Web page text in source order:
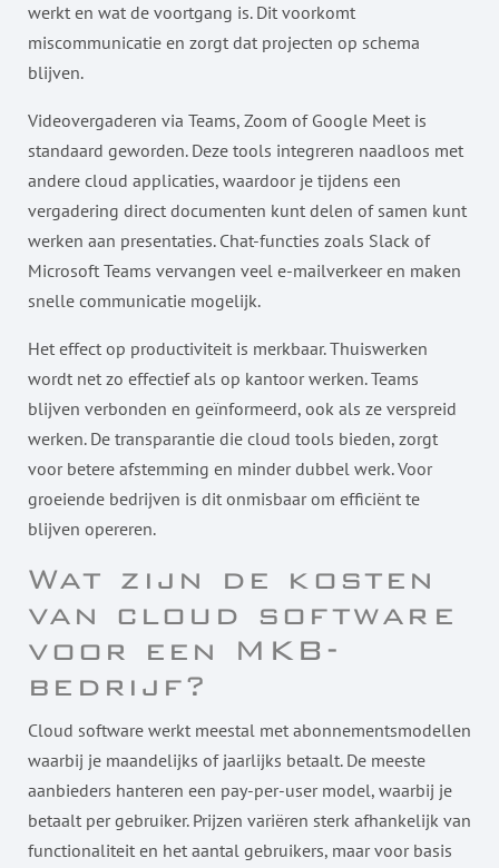
werkt en wat de voortgang is. Dit voorkomt
miscommunicatie en zorgt dat projecten op schema
blijven.
Videovergaderen via Teams, Zoom of Google Meet is
standaard geworden. Deze tools integreren naadloos met
andere cloud applicaties, waardoor je tijdens een
vergadering direct documenten kunt delen of samen kunt
werken aan presentaties. Chat-functies zoals Slack of
Microsoft Teams vervangen veel e-mailverkeer en maken
snelle communicatie mogelijk.
Het effect op productiviteit is merkbaar. Thuiswerken
wordt net zo effectief als op kantoor werken. Teams
blijven verbonden en geïnformeerd, ook als ze verspreid
werken. De transparantie die cloud tools bieden, zorgt
voor betere afstemming en minder dubbel werk. Voor
groeiende bedrijven is dit onmisbaar om efficiënt te
blijven opereren.
Wat zijn de kosten
van cloud software
voor een MKB-
bedrijf?
Cloud software werkt meestal met abonnementsmodellen
waarbij je maandelijks of jaarlijks betaalt. De meeste
aanbieders hanteren een pay-per-user model, waarbij je
betaalt per gebruiker. Prijzen variëren sterk afhankelijk van
functionaliteit en het aantal gebruikers, maar voor basis